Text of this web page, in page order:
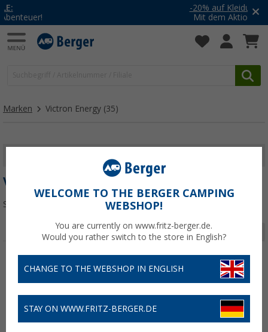
-20% auf Kleidung und Schuhe
Marken Victron Energy (35)
VICTRON ENERGY
Sortieren:
Seite 1 von 2
% %
WELCOME TO THE BERGER CAMPING
WEBSHOP!
You are currently on www.fritz-berger.de.
Would you rather switch to the store in English?
CHANGE TO THE WEBSHOP IN ENGLISH
STAY ON WWW.FRITZ-BERGER.DE